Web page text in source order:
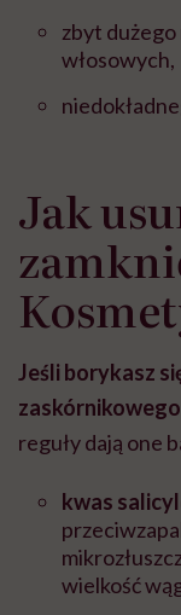
zbyt
włosowych,
Jak
Jeśli borykasz
reguły dają one
kwas
wielkość